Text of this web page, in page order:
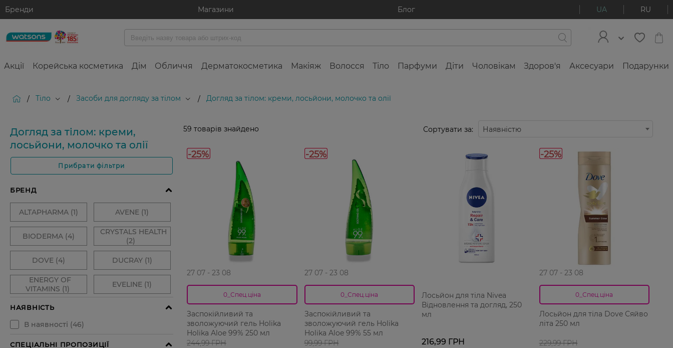
Бренди Магазини Блог UA RU
Акції Корейська косметика Дім Обличчя Дерматокосметика Макіяж Волосся Тіло Парфуми Діти Чоловікам Здоров'я Аксесуари Подарунки
/ Тіло / Засоби для догляду за тілом / Догляд за тілом: креми, лосьйони, молочко та олії
Догляд за тілом: креми,
лосьйони, молочко та олії
Прибрати фільтри
59 товарів знайдено Сортувати за: Наявністю
-25%
27 07 - 23 08
0_Спец.ціна
Заспокійливий та
зволожуючий гель Holika
Holika Aloe 99% 250 мл
244,99 ГРН
-25%
27 07 - 23 08
0_Спец.ціна
Заспокійливий та
зволожуючий гель Holika
Holika Aloe 99% 55 мл
99,99 ГРН
Лосьйон для тіла Nivea
Відновлення та догляд, 250
мл
216,99 ГРН
-25%
27 07 - 23 08
0_Спец.ціна
Лосьйон для тіла Dove Сяйво
літа 250 мл
229,99 ГРН